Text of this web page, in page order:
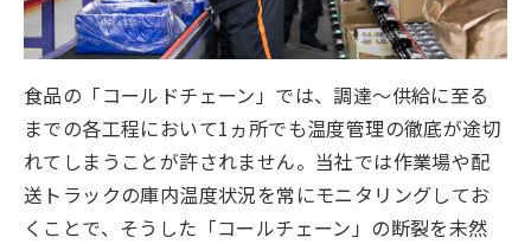
食品の「コールドチェーン」では、調達～供給に至る
までの各工程において1ヵ所でも温度管理の徹底が途切
れてしまうことが許されません。当社では作業場や配
送トラックの庫内温度状況を常にモニタリングしてお
くことで、そうした「コールチェーン」の断裂を未然